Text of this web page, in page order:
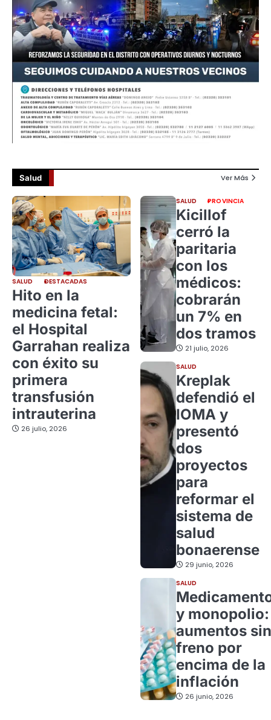
Salud Ver Más
SALUD DESTACADAS
Hito en la
medicina fetal:
el Hospital
Garrahan realiza
con éxito su
primera
transfusión
intrauterina
26 julio, 2026
SALUD PROVINCIA
Kicillof
cerró la
paritaria
con los
médicos:
cobrarán
un 7% en
dos tramos
21 julio, 2026
SALUD
Kreplak
defendió el
IOMA y
presentó
dos
proyectos
para
reformar el
sistema de
salud
bonaerense
29 junio, 2026
SALUD
y monopolio:
aumentos sin
freno por
encima de la
inflación
26 junio, 2026